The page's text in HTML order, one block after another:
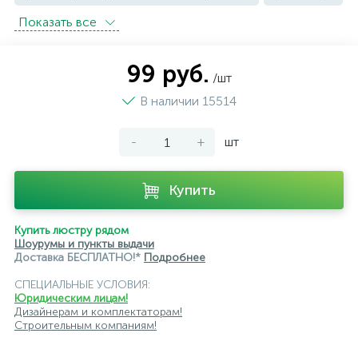
Показать всe
99 руб. /шт
В наличии 15514
- + шт
Купить
Купить люстру рядом
Шоурумы и пункты выдачи
Доставка БЕСПЛАТНО!* Подробнее
СПЕЦИАЛЬНЫЕ УСЛОВИЯ:
Юридическим лицам!
Дизайнерам и комплектаторам!
Строительным компаниям!